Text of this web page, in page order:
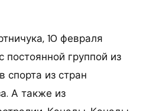
10 февраля
постоянной группой из
спорта из стран
А также из